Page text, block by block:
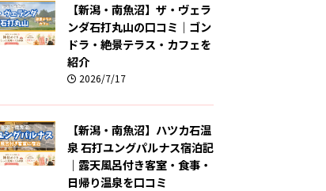
【新潟・南魚沼】ザ・ヴェラ
ンダ石打丸山の口コミ｜ゴン
ドラ・絶景テラス・カフェを
紹介
2026/7/17
【新潟・南魚沼】ハツカ石温
泉 石打ユングパルナス宿泊記
｜露天風呂付き客室・食事・
日帰り温泉を口コミ